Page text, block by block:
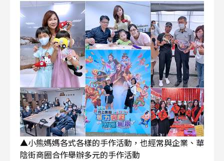
▲小熊媽媽各式各樣的手作活動，也經常與企業、華
陰街商圈合作舉辦多元的手作活動